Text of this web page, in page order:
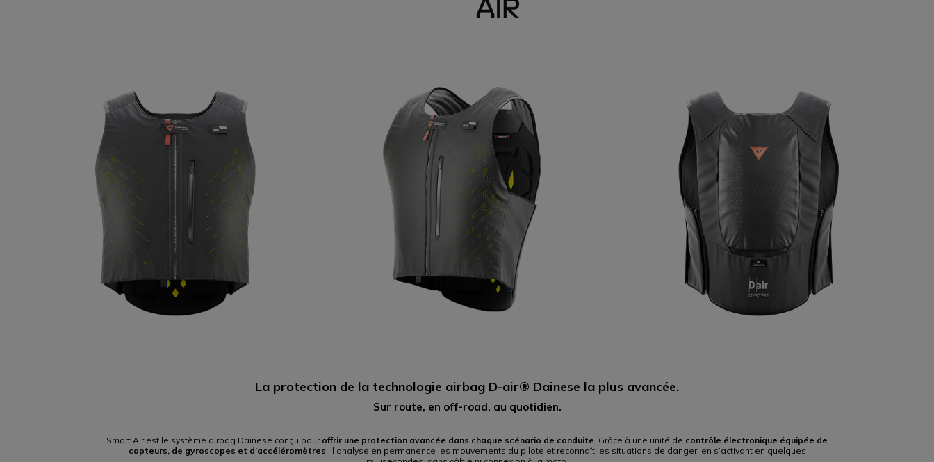
LA LIBERTÉ DE L’AIR
La dernière évolution de l’airbag Dainese, toujours avec vous. Smart Air est l’évolution de l’airbag
Dainese : léger, ergonomique et conçu pour vous suivre, porté au-dessus ou en dessous de
n’importe quelle tenue. Il intègre la technologie D-air® avec protection de la poitrine et du dos, des
ROAD et OFFROAD dédiés, l’EV Mode, jusqu’à 18 heures d’autonomie et un générateur de
gaz remplaçable en toute autonomie.
La protection de la technologie airbag D-air® Dainese la plus avancée.
Sur route, en off-road, au quotidien.
Smart Air est le système airbag Dainese conçu pour offrir une protection avancée dans chaque scénario de conduite . Grâce à une unité de contrôle électronique équipée de
capteurs, de gyroscopes et d’accéléromètres , il analyse en permanence les mouvements du pilote et reconnaît les situations de danger, en s’activant en quelques